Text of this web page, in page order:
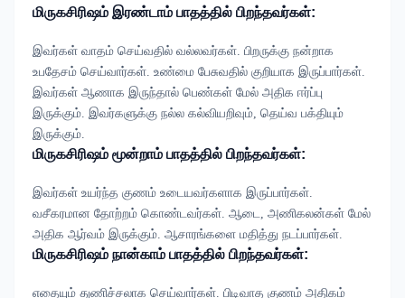
மிருகசிரிஷம் இரண்டாம் பாதத்தில் பிறந்தவர்கள்:
இவர்கள் வாதம் செய்வதில் வல்லவர்கள். பிறருக்கு நன்றாக
உபதேசம் செய்வார்கள். உண்மை பேசுவதில் குறியாக இருப்பார்கள்.
இவர்கள் ஆணாக இருந்தால் பெண்கள் மேல் அதிக ஈர்ப்பு
இருக்கும். இவர்களுக்கு நல்ல கல்வியறிவும், தெய்வ பக்தியும்
இருக்கும்.
மிருகசிரிஷம் மூன்றாம் பாதத்தில் பிறந்தவர்கள்:
இவர்கள் உயர்ந்த குணம் உடையவர்களாக இருப்பார்கள்.
வசீகரமான தோற்றம் கொண்டவர்கள். ஆடை, அணிகலன்கள் மேல்
அதிக ஆர்வம் இருக்கும். ஆசாரங்களை மதித்து நடப்பார்கள்.
மிருகசிரிஷம் நான்காம் பாதத்தில் பிறந்தவர்கள்:
எதையும் துணிச்சலாக செய்வார்கள். பிடிவாத குணம் அதிகம்